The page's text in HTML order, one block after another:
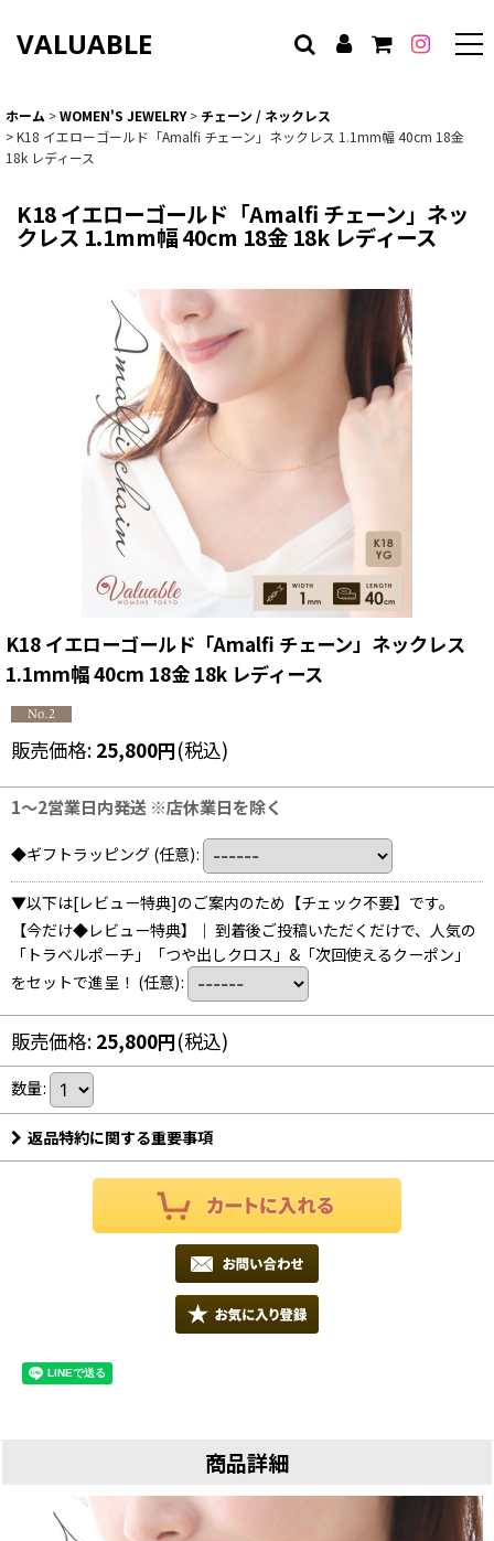
VALUABLE
ホーム >WOMEN'S JEWELRY > チェーン / ネックレス
>K18 イエローゴールド「Amalfi チェーン」ネックレス 1.1mm幅 40cm 18金
18k レディース
K18 イエローゴールド「Amalfi チェーン」ネッ
クレス 1.1mm幅 40cm 18金 18k レディース
K18 イエローゴールド「Amalfi チェーン」ネックレス
1.1mm幅 40cm 18金 18k レディース
販売価格: 25,800円(税込)
1〜2営業日内発送 ※店休業日を除く
◆ギフトラッピング (任意):
▼以下は[レビュー特典]のご案内のため【チェック不要】です。
【今だけ◆レビュー特典】｜ 到着後ご投稿いただくだけで、人気の
「トラベルポーチ」「つや出しクロス」&「次回使えるクーポン」
をセットで進呈！ (任意):
販売価格: 25,800円(税込)
数量:
返品特約に関する重要事項
商品詳細